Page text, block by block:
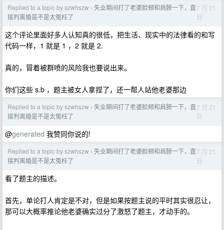
Replied to a topic by szwhszw › 失业期间打了老婆脸颊和肩膀一下，直
接判离婚是不是太冤枉了
7 月 21
日
这个评论里面好多人认知真的很低，把生活、现实中的法律看的和写
代码一样，1 就是 1 ，2 就是 2.
真的，冒着被群喷的风险我也要说出来。
你们这些 s.b ，题主被女人拿捏了，还一帮人站他老婆那边
Replied to a topic by szwhszw › 失业期间打了老婆脸颊和肩膀一下，直
接判离婚是不是太冤枉了
7 月 21
日
@generated 我赞同你说的!
Replied to a topic by szwhszw › 失业期间打了老婆脸颊和肩膀一下，直
接判离婚是不是太冤枉了
7 月 21
日
看了题主的描述。
首先，单论打人肯定是不对，但是如果按题主说的平时其实很忍让，
那可以大概率推论他老婆确实过分了激怒了题主，才动手的。